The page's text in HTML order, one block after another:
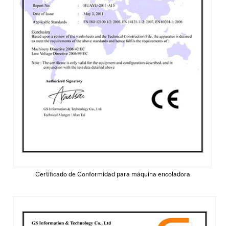
Certificado de Conformidad para máquina encoladora